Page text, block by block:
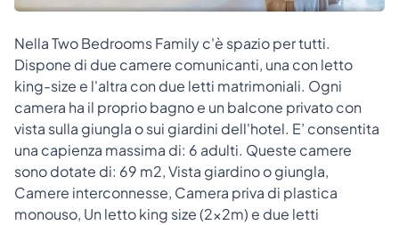
Nella Two Bedrooms Family c'è spazio per tutti.
Dispone di due camere comunicanti, una con letto
king-size e l'altra con due letti matrimoniali. Ogni
camera ha il proprio bagno e un balcone privato con
vista sulla giungla o sui giardini dell'hotel. E’ consentita
una capienza massima di: 6 adulti. Queste camere
sono dotate di: 69 m2, Vista giardino o giungla,
Camere interconnesse, Camera priva di plastica
monouso, Un letto king size (2x2m) e due letti